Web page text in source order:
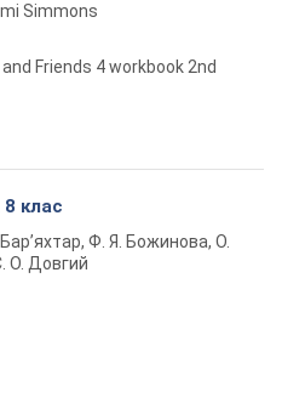
Simmons
and Friends 4 workbook 2nd
клас
Бар’яхтар, Ф. Я. Божинова, О.
О. Довгий